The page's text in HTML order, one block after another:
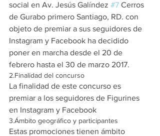
social en Av. Jesús Galíndez #7 Cerros
de Gurabo primero Santiago, RD. con
objeto de premiar a sus seguidores de
Instagram y Facebook ha decidido
poner en marcha desde el 20 de
febrero hasta el 30 de marzo 2017.
2.Finalidad del concurso
La finalidad de este concurso es
premiar a los seguidores de Figurines
en Instagram y Facebook
3.Ámbito geográfico y participantes
Estas promociones tienen ámbito